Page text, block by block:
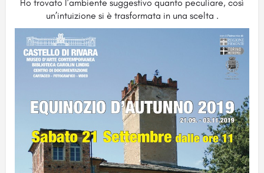
Ho trovato l’ambiente suggestivo quanto peculiare, così
un’intuizione si è trasformata in una scelta .